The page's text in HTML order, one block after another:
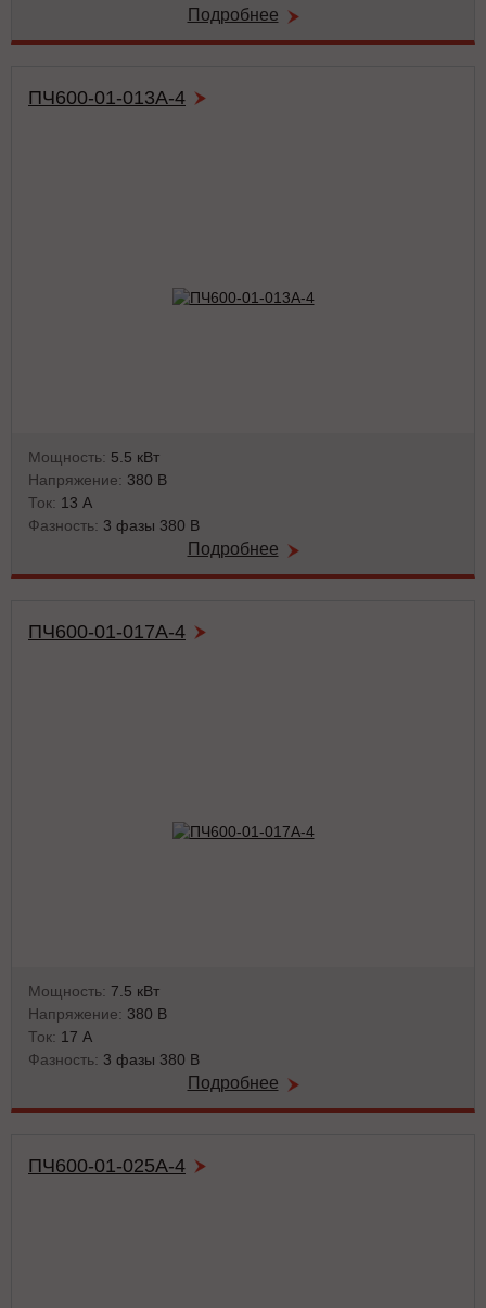
Подробнее
ПЧ600-01-013А-4
Мощность: 5.5 кВт
Напряжение: 380 В
Ток: 13 А
Фазность: 3 фазы 380 В
Подробнее
ПЧ600-01-017А-4
Мощность: 7.5 кВт
Напряжение: 380 В
Ток: 17 А
Фазность: 3 фазы 380 В
Подробнее
ПЧ600-01-025А-4